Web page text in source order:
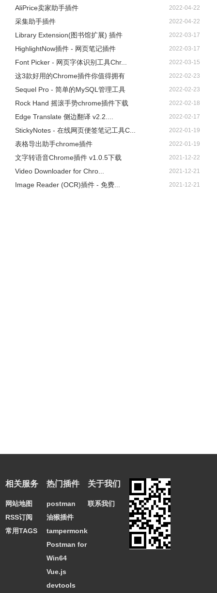
AliPrice卖家助手插件 2022-04-22
采集助手插件 2022-04-22
Library Extension(图书馆扩展) 插件 2022-03-17
HighlightNow插件 - 网页笔记插件 2022-03-17
Font Picker - 网页字体识别工具Chr... 2022-03-15
这3款好用的Chrome插件你值得拥有 2022-02-23
Sequel Pro - 简单的MySQL管理工具 2022-02-23
Rock Hand 摇滚手势chrome插件下载 2022-02-18
Edge Translate 侧边翻译 v2.2.... 2022-02-17
StickyNotes - 在线网页便签笔记工具C... 2022-01-19
表格导出助手chrome插件 2022-01-19
文字转语音Chrome插件 v1.0.5下载 2021-12-22
Video Downloader for Chro... 2021-12-21
Image Reader (OCR)插件 - 免费... 2021-12-21
相关服务
网站地图
RSS订阅
常用TAGS
热门插件
postman
油猴插件
tampermonkey
Postman for
Win64
Vue.js
devtools
关于我们
联系我们